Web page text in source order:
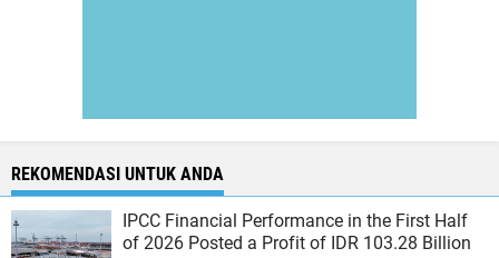
REKOMENDASI UNTUK ANDA
IPCC Financial Performance in the First Half
of 2026 Posted a Profit of IDR 103.28 Billion